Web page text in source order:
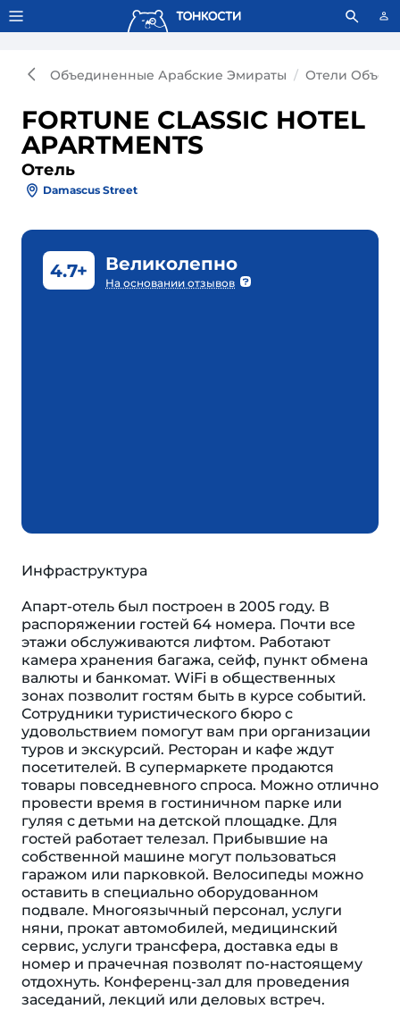
Тонкости используют сookie-файлы. Что это значит?
Объединенные Арабские Эмираты Отели
FORTUNE CLASSIC HOTEL
APARTMENTS
Отель
Damascus Street
4.7+ Великолепно
На основании отзывов
Инфраструктура
Апарт-отель был построен в 2005 году. В
распоряжении гостей 64 номера. Почти все
этажи обслуживаются лифтом. Работают
камера хранения багажа, сейф, пункт обмена
валюты и банкомат. WiFi в общественных
зонах позволит гостям быть в курсе событий.
Сотрудники туристического бюро с
удовольствием помогут вам при организации
туров и экскурсий. Ресторан и кафе ждут
посетителей. В супермаркете продаются
товары повседневного спроса. Можно отлично
провести время в гостиничном парке или
гуляя с детьми на детской площадке. Для
гостей работает телезал. Прибывшие на
собственной машине могут пользоваться
гаражом или парковкой. Велосипеды можно
оставить в специально оборудованном
подвале. Многоязычный персонал, услуги
няни, прокат автомобилей, медицинский
сервис, услуги трансфера, доставка еды в
номер и прачечная позволят по-настоящему
отдохнуть. Конференц-зал для проведения
заседаний, лекций или деловых встреч.